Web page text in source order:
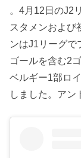
。4月12日のJ2
スタメンおよび
ンはJ1リーグで
ゴールを含む2
ベルギー1部ロ
しました。アン